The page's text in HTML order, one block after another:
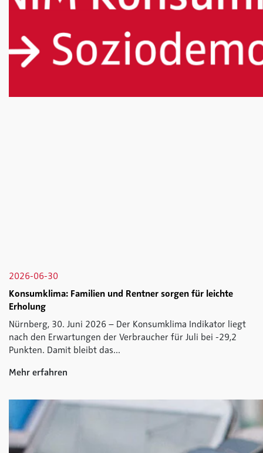
2026-06-30
Konsumklima: Familien und Rentner sorgen für leichte
Erholung
Nürnberg, 30. Juni 2026 – Der Konsumklima Indikator liegt
nach den Erwartungen der Verbraucher für Juli bei -29,2
Punkten. Damit bleibt das...
Mehr erfahren